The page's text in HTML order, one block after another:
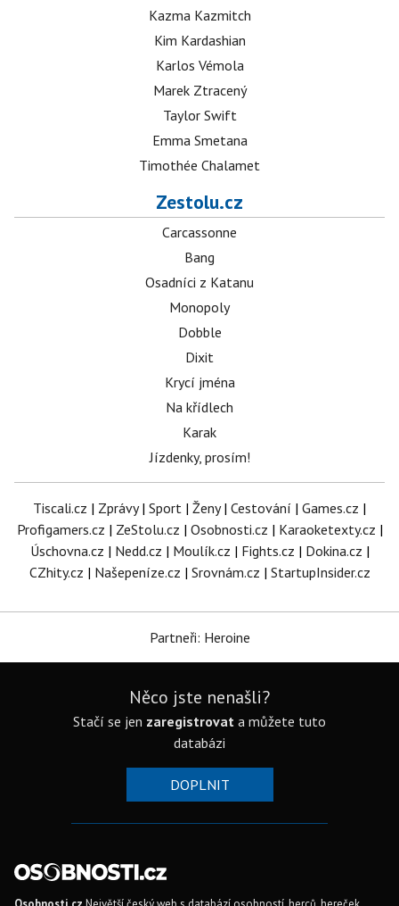
Kazma Kazmitch
Kim Kardashian
Karlos Vémola
Marek Ztracený
Taylor Swift
Emma Smetana
Timothée Chalamet
Zestolu.cz
Carcassonne
Bang
Osadníci z Katanu
Monopoly
Dobble
Dixit
Krycí jména
Na křídlech
Karak
Jízdenky, prosím!
Tiscali.cz | Zprávy| Sport | Ženy| Cestování | Games.cz |
Profigamers.cz | ZeStolu.cz | Osobnosti.cz | Karaoketexty.cz |
Úschovna.cz | Nedd.cz | Moulík.cz | Fights.cz | Dokina.cz |
CZhity.cz | Našepeníze.cz | Srovnám.cz | StartupInsider.cz
Partneři: Heroine
Něco jste nenašli?
Stačí se jen zaregistrovat a můžete tuto
databázi
DOPLNIT